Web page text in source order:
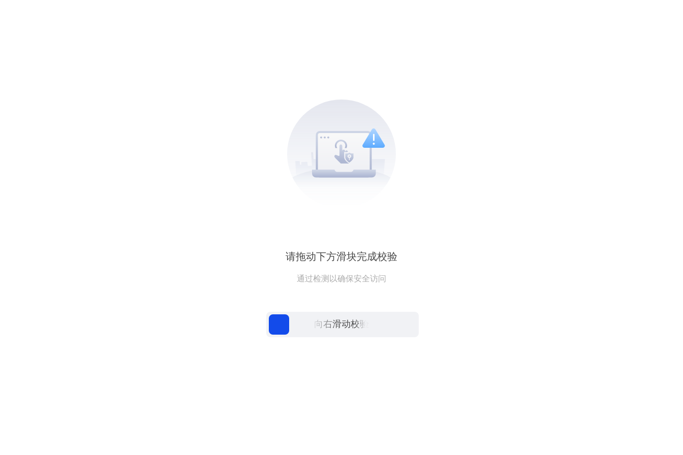
请拖动下方滑块完成校验
通过检测以确保安全访问